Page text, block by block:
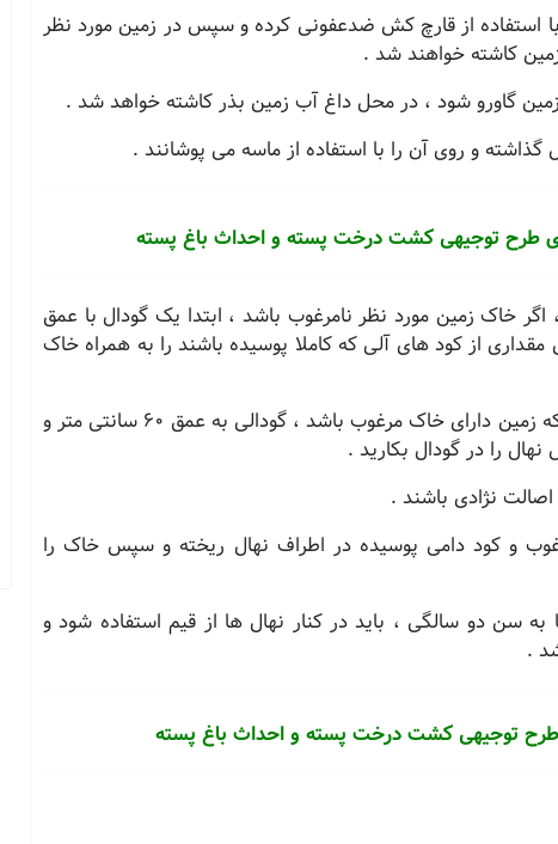
با استفاده از قارچ کش ضدعفونی کرده و سپس در زمین مورد نظر
گاورو شود ، در محل داغ آب زمین بذر کاشته خواهد شد .
و روی آن را با استفاده از ماسه می پوشانند .
طرح توجیهی کشت درخت پسته و احداث باغ پسته
خاک زمین مورد نظر نامرغوب باشد ، ابتدا یک گودال با عمق
نمایید ، سپس مقداری از کود های آلی که کاملا پوسیده باشند را به همراه خاک
سپس نهال را در گودال بکارید . اما در صورتی که زمین دارای خاک مرغوب باشد ، گودالی به عمق 60 سانتی متر و
اصالت نژادی باشند .
و کود دامی پوسیده در اطراف نهال ریخته و سپس خاک را
سن دو سالگی ، باید در کنار نهال ها از قیم استفاده شود و
.
طرح توجیهی کشت درخت پسته و احداث باغ پسته